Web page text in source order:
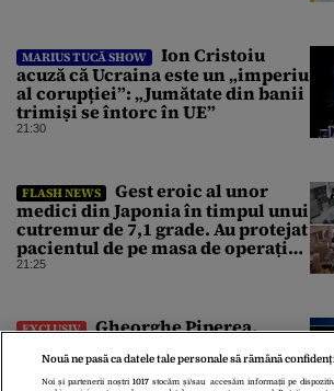
MARIUS TUCĂ SHOW
Ion Cristoiu
acuză că Ucraina este un „imperiu
al corupției”: „Jumătate din banii
trimiși se întorc în UE”
21:30
FLASH NEWS
Gest eroic al unor
medici din Japonia în timpul unui
cutremur de 7,1 grade. Au protejat
pacientul de pe masa de operație
cu propriile corpuri
21:25
EXCLUSIV
Gheorghe Piperea,
„România va da înapoi banii
europeni neinvestiți în energie,
Nouă ne pasă ca datele tale personale să rămână
Noi și partenerii noștri1017 stocăm și/sau accesăm informații pe